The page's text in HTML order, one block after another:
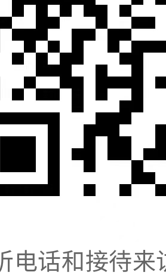
电话和接待来